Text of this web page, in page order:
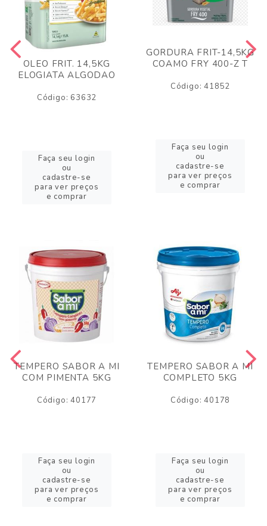
OLEO FRIT. 14,5KG
ELOGIATA ALGODAO
Código: 63632
Faça seu login
ou
cadastre-se
para ver preços
e comprar
GORDURA FRIT-14,5KG
COAMO FRY 400-Z T
Código: 41852
Faça seu login
ou
cadastre-se
para ver preços
e comprar
TEMPERO SABOR A MI
COM PIMENTA 5KG
Código: 40177
Faça seu login
ou
cadastre-se
para ver preços
e comprar
TEMPERO SABOR A MI
COMPLETO 5KG
Código: 40178
Faça seu login
ou
cadastre-se
para ver preços
e comprar